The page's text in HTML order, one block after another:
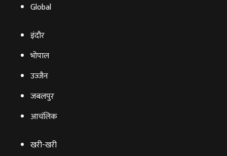
Global
इंदौर
भोपाल
उज्‍जैन
जबलपुर
आचंलिक
खरी-खरी